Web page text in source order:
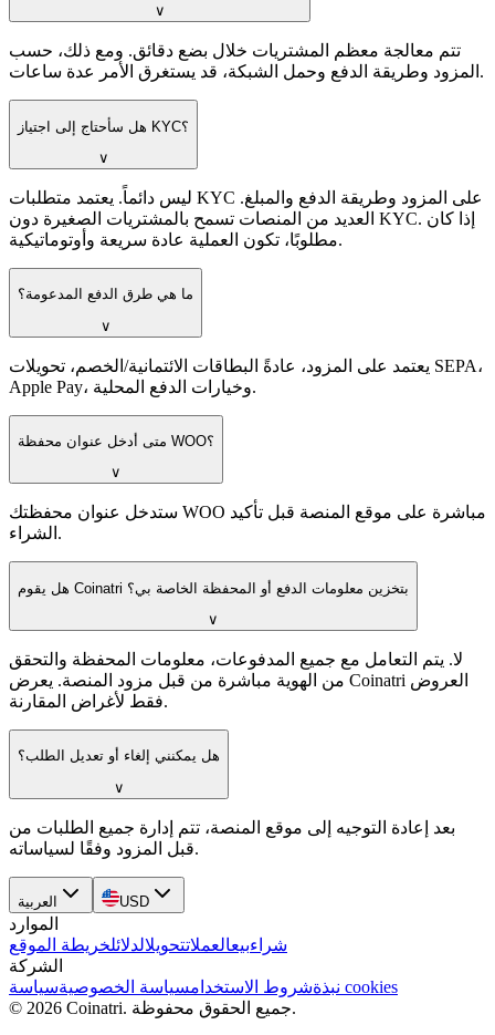
∨
تتم معالجة معظم المشتريات خلال بضع دقائق. ومع ذلك، حسب
المزود وطريقة الدفع وحمل الشبكة، قد يستغرق الأمر عدة ساعات.
هل سأحتاج إلى اجتياز KYC؟
∨
ليس دائماً. يعتمد متطلبات KYC على المزود وطريقة الدفع والمبلغ.
العديد من المنصات تسمح بالمشتريات الصغيرة دون KYC. إذا كان
مطلوبًا، تكون العملية عادة سريعة وأوتوماتيكية.
ما هي طرق الدفع المدعومة؟
∨
يعتمد على المزود، عادةً البطاقات الائتمانية/الخصم، تحويلات SEPA،
Apple Pay، وخيارات الدفع المحلية.
متى أدخل عنوان محفظة WOO؟
∨
ستدخل عنوان محفظتك WOO مباشرة على موقع المنصة قبل تأكيد
الشراء.
هل يقوم Coinatri بتخزين معلومات الدفع أو المحفظة الخاصة بي؟
∨
لا. يتم التعامل مع جميع المدفوعات، معلومات المحفظة والتحقق
من الهوية مباشرة من قبل مزود المنصة. يعرض Coinatri العروض
فقط لأغراض المقارنة.
هل يمكنني إلغاء أو تعديل الطلب؟
∨
بعد إعادة التوجيه إلى موقع المنصة، تتم إدارة جميع الطلبات من
قبل المزود وفقًا لسياساته.
العربية USD
الموارد
شراءبيعالعملاتتحويلالدلائلخريطة الموقع
الشركة
نبذةشروط الاستخدامسياسة الخصوصية
سياسة cookies
© 2026 Coinatri. جميع الحقوق محفوظة.